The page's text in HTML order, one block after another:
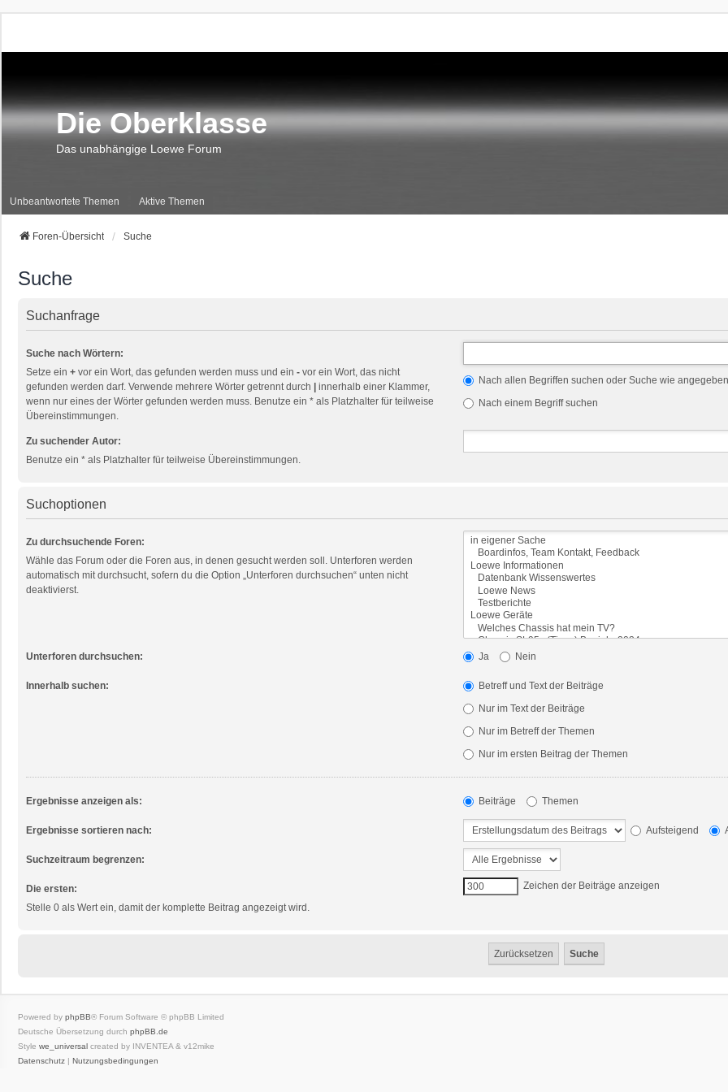
Die Oberklasse
Das unabhängige Loewe Forum
Unbeantwortete Themen Aktive Themen
Foren-Übersicht Suche
Suche
Suchanfrage
Suche nach Wörtern:
Setze ein + vor ein Wort, das gefunden werden muss und ein - vor ein Wort, das nicht
gefunden werden darf. Verwende mehrere Wörter getrennt durch
innerhalb einer Klammer,
wenn nur eines der Wörter gefunden werden muss. Benutze ein * als Platzhalter für teilweise
Übereinstimmungen.
Nach allen Begriffen suchen oder Suche wie
Nach einem Begriff suchen
Zu suchender Autor:
Benutze ein * als Platzhalter für teilweise Übereinstimmungen.
Suchoptionen
Zu durchsuchende Foren:
Wähle das Forum oder die Foren aus, in denen gesucht werden soll. Unterforen werden
automatisch mit durchsucht, sofern du die Option „Unterforen durchsuchen“ unten nicht
deaktivierst.
Unterforen durchsuchen: Ja Nein
Innerhalb suchen:
Betreff und Text der Beiträge
Nur im Text der Beiträge
Nur im Betreff der Themen
Nur im ersten Beitrag der Themen
Ergebnisse anzeigen als: Beiträge Themen
Ergebnisse sortieren nach: Aufsteigend
Suchzeitraum begrenzen:
Die ersten:
Stelle 0 als Wert ein, damit der komplette Beitrag angezeigt wird.
Zeichen der Beiträge anzeigen
Powered by phpBB® Forum Software © phpBB Limited
Deutsche Übersetzung durch phpBB.de
Style we_universal created by INVENTEA & v12mike
Datenschutz | Nutzungsbedingungen